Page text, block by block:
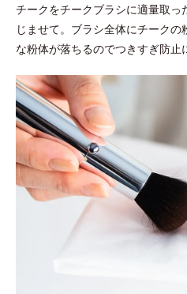
チークをチークブラシに適量取
じませて。ブラシ全体にチーク
な粉体が落ちるのでつきすぎ防止